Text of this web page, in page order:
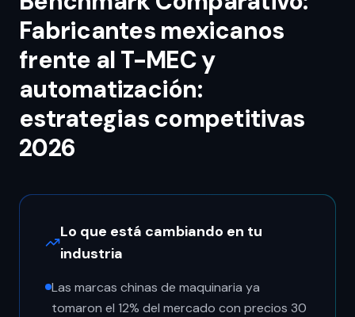
Fabricantes mexicanos
frente al T-MEC y
automatización:
estrategias competitivas
2026
Lo que está cambiando en tu
industria
Las marcas chinas de maquinaria ya
tomaron el 12% del mercado con precios 30